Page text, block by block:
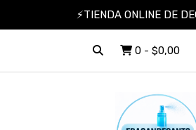
⚡TIENDA ONLINE DE
0 - $0,00